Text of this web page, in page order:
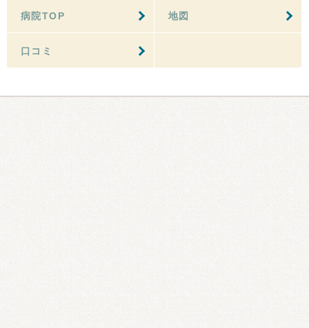
病院TOP 地図
口コミ